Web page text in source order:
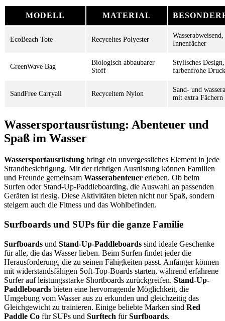
MODELL MATERIAL
EcoBeach Tote Recyceltes Polyester
Innenfächer
GreenWave Bag
Biologisch abbaubarer
Stoff
Stylisches Design,
farbenfrohe
SandFree Carryall Recyceltem Nylon
Sand- und
mit extra Fächern
Wassersportausrüstung: Abenteuer und
Spaß im Wasser
Wassersportausrüstung bringt ein unvergessliches Element in jede
Strandbesichtigung. Mit der richtigen Ausrüstung können Familien
und Freunde gemeinsam Wasserabenteuer erleben. Ob beim
Surfen oder Stand-Up-Paddleboarding, die Auswahl an passenden
Geräten ist riesig. Diese Aktivitäten bieten nicht nur Spaß, sondern
steigern auch die Fitness und das Wohlbefinden.
Surfboards und SUPs für die ganze Familie
Surfboards und Stand-Up-Paddleboards sind ideale Geschenke
für alle, die das Wasser lieben. Beim Surfen findet jeder die
Herausforderung, die zu seinen Fähigkeiten passt. Anfänger können
mit widerstandsfähigen Soft-Top-Boards starten, während erfahrene
Surfer auf leistungsstarke Shortboards zurückgreifen. Stand-Up-
Paddleboards bieten eine hervorragende Möglichkeit, die
Umgebung vom Wasser aus zu erkunden und gleichzeitig das
Gleichgewicht zu trainieren. Einige beliebte Marken sind Red
Paddle Co für SUPs und Surftech fürSurfboards.